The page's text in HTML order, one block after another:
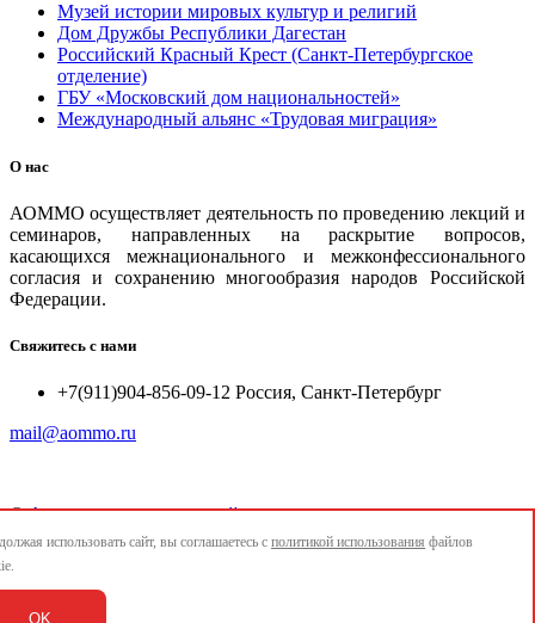
Музей истории мировых культур и религий
Дом Дружбы Республики Дагестан
Российский Красный Крест (Санкт-Петербургское
отделение)
ГБУ «Московский дом национальностей»
Международный альянс «Трудовая миграция»
О нас
АОММО осуществляет деятельность по проведению лекций и
семинаров, направленных на раскрытие вопросов,
касающихся межнационального и межконфессионального
согласия и сохранению многообразия народов Российской
Федерации.
Свяжитесь с нами
+7(911)904-856-09-12 Россия, Санкт-Петербург
mail@aommo.ru
© Ассоциация организаций по реализации национальных
проектов и достижению национальных целей развития
mail@aommo.ru
использовать сайт, вы соглашаетесь с политикой использования файлов
OK